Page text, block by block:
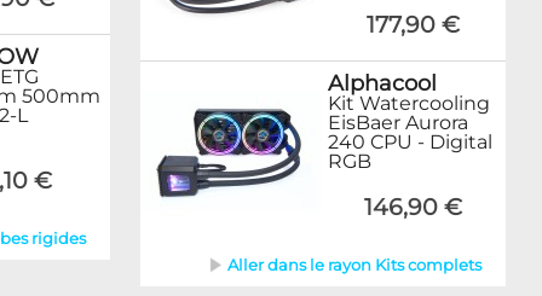
500mm
L
€
rigides
177,90 €
Alphacool
Kit Watercooling
EisBaer Aurora
240 CPU - Digital
RGB
146,90 €
Aller dans le rayon Kits complets